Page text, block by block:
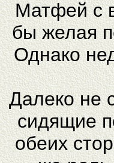
Матфей с
бы желая
Однако
Далеко не
сидящие
обеих